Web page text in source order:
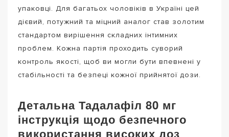
упаковці. Для багатьох чоловіків в Україні цей
дієвий, потужний та міцний аналог став золотим
стандартом вирішення складних інтимних
проблем. Кожна партія проходить суворий
контроль якості, щоб ви могли бути впевнені у
стабільності та безпеці кожної прийнятої дози.
Детальна Тадалафіл 80 мг
інструкція щодо безпечного
використання високих доз